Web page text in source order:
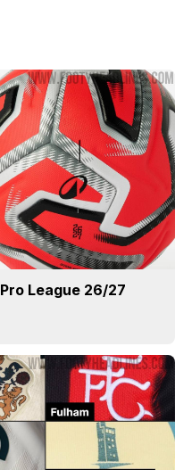
League 26/27